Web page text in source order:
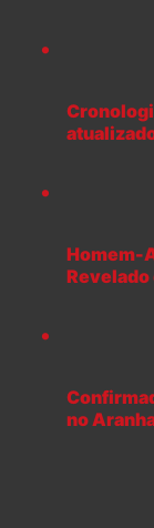
Homem-
Revelado
no